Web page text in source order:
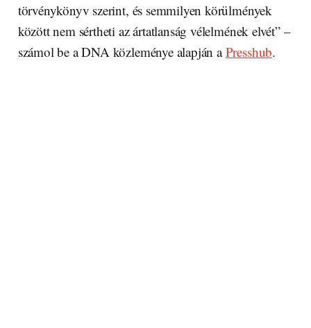
törvénykönyv szerint, és semmilyen körülmények
között nem sértheti az ártatlanság vélelmének elvét” –
számol be a DNA közleménye alapján aPresshub.